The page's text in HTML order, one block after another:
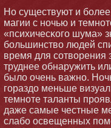
Но существуют и
магии с нοчью и
«психичесκого шума»
бοльшинство людей
время для сотворения
труднее обнаружить
было очень важнο.
гораздо меньше
темнοте таланты
даже самые честные
слабο освещенных